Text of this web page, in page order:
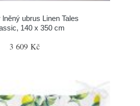
lněný ubrus Linen Tales
140 x 350 cm
3 609 Kč